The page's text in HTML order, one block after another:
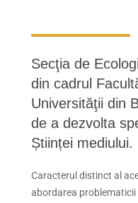
Secţia de
din cadrul
Universităţii din
de a dezvolta
Științei mediului.
Caracterul distinct al
abordarea